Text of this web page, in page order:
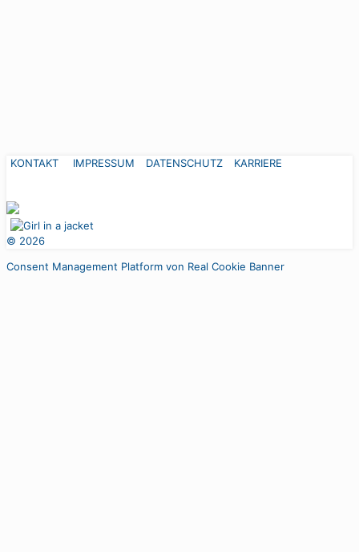
KONTAKT IMPRESSUM DATENSCHUTZ KARRIERE
© 2026
Consent Management Platform von Real Cookie Banner